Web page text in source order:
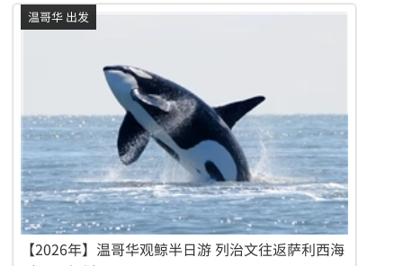
温哥华 出发
【2026年】温哥华观鲸半日游 列治文往返萨利西海